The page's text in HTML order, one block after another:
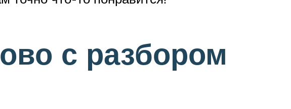
с разбором